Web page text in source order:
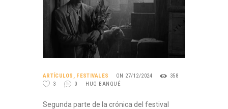
ARTÍCULOS FESTIVALES ON 27/12/2024
358
3
0 HUG BANQUÉ
Segunda parte de la crónica del festival